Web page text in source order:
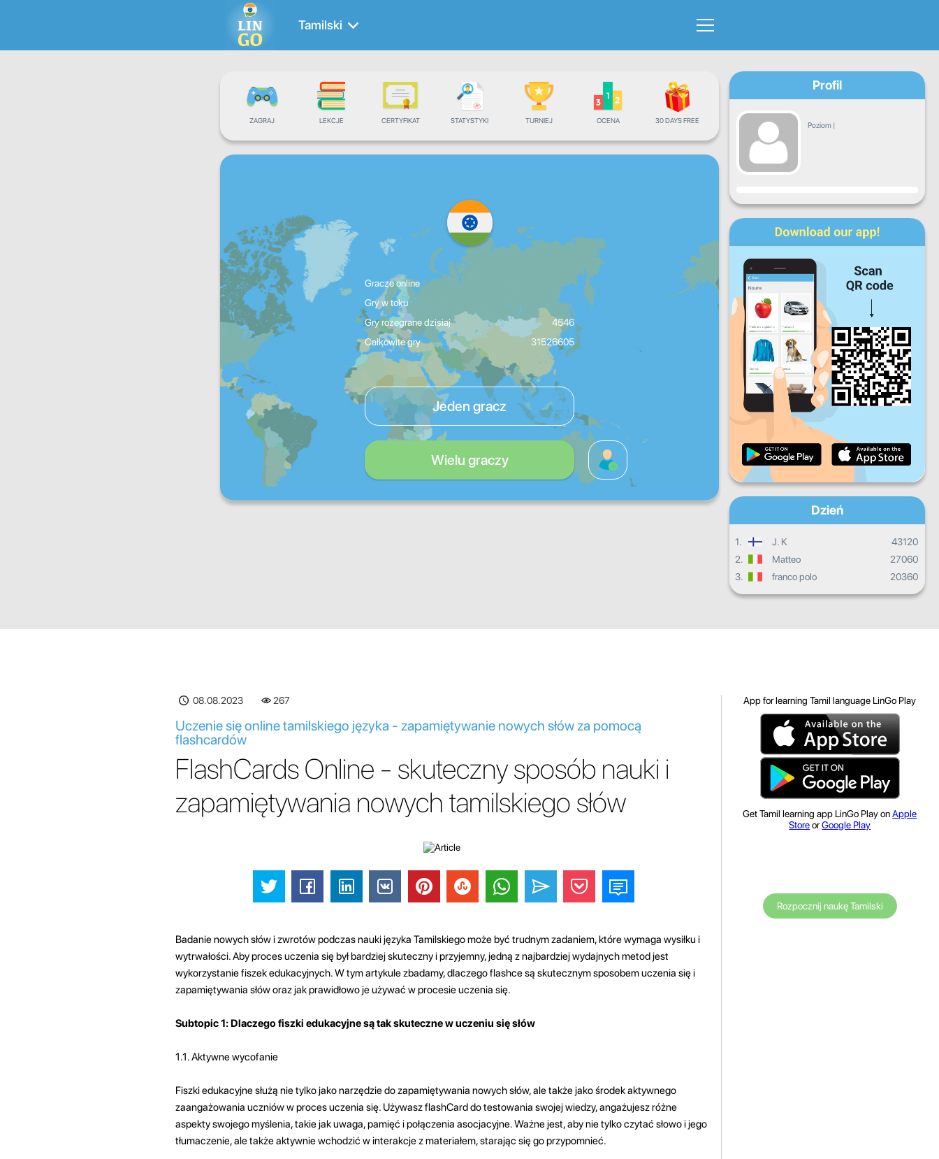
Tamilski
ZAGRAJ LEKCJE CERTYFIKAT STATYSTYKI TURNIEJ OCENA 30 DAYS FREE
Gracze online
Gry w toku
Gry rozegrane dzisiaj
4546
Całkowite gry
31526605
Jeden gracz
Wielu graczy
Profil
Poziom |
Postęp
Pn. Śr. Cz.
Sb. Nd.
Dzienne postępy
Miesięczne postępy
Ogólny postęp
Dzień
1. J. K
43120
2.
Matteo
27060
3.
franco polo 20360
08.08.2023 267
Uczenie się online tamilskiego języka - zapamiętywanie nowych słów za pomocą
flashcardów
FlashCards Online - skuteczny sposób nauki i
zapamiętywania nowych tamilskiego słów
Badanie nowych słów i zwrotów podczas nauki języka Tamilskiego może być trudnym zadaniem, które wymaga wysiłku i
wytrwałości. Aby proces uczenia się był bardziej skuteczny i przyjemny, jedną z najbardziej wydajnych metod jest
wykorzystanie fiszek edukacyjnych. W tym artykule zbadamy, dlaczego flashce są skutecznym sposobem uczenia się i
zapamiętywania słów oraz jak prawidłowo je używać w procesie uczenia się.
Subtopic 1: Dlaczego fiszki edukacyjne są tak skuteczne w uczeniu się słów
1.1. Aktywne wycofanie
Fiszki edukacyjne służą nie tylko jako narzędzie do zapamiętywania nowych słów, ale także jako środek aktywnego
zaangażowania uczniów w proces uczenia się. Używasz flashCard do testowania swojej wiedzy, angażujesz różne
aspekty swojego myślenia, takie jak uwaga, pamięć i połączenia asocjacyjne. Ważne jest, aby nie tylko czytać słowo i jego
tłumaczenie, ale także aktywnie wchodzić w interakcje z materiałem, starając się go przypomnieć.
App for learning Tamil language LinGo Play
Get Tamil learning app LinGo Play onApple
StoreorGoogle Play
Rozpocznij naukę Tamilski